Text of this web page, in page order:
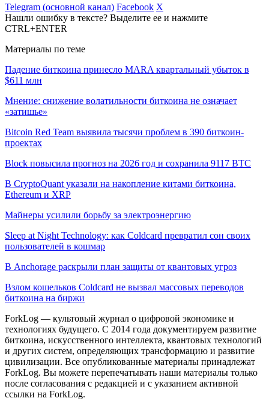
Telegram (основной канал) Facebook X
Нашли ошибку в тексте? Выделите ее и нажмите
CTRL+ENTER
Материалы по теме
Падение биткоина принесло MARA квартальный убыток в
$611 млн
Мнение: снижение волатильности биткоина не означает
«затишье»
Bitcoin Red Team выявила тысячи проблем в 390 биткоин-
проектах
Block повысила прогноз на 2026 год и сохранила 9117 BTC
В CryptoQuant указали на накопление китами биткоина,
Ethereum и XRP
Майнеры усилили борьбу за электроэнергию
Sleep at Night Technology: как Coldcard превратил сон своих
пользователей в кошмар
В Anchorage раскрыли план защиты от квантовых угроз
Взлом кошельков Coldcard не вызвал массовых переводов
биткоина на биржи
ForkLog — культовый журнал о цифровой экономике и
технологиях будущего. С 2014 года документируем развитие
биткоина, искусственного интеллекта, квантовых технологий
и других систем, определяющих трансформацию и развитие
цивилизации. Все опубликованные материалы принадлежат
ForkLog. Вы можете перепечатывать наши материалы только
после согласования с редакцией и с указанием активной
ссылки на ForkLog.